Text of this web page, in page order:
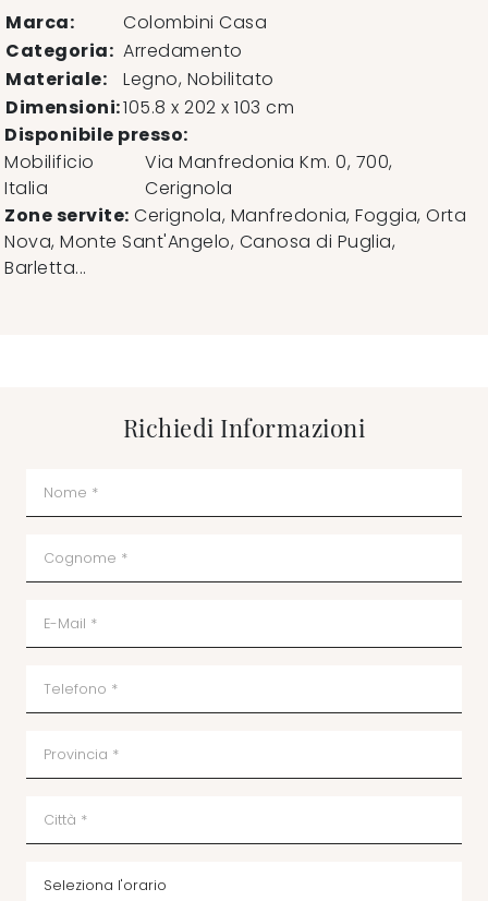
Marca:
Colombini Casa
Categoria: Arredamento
Materiale:
Legno, Nobilitato
Dimensioni:105.8 x 202 x 103 cm
Disponibile presso:
Mobilificio
Italia
Via Manfredonia Km. 0, 700,
Cerignola
Zone servite: Cerignola, Manfredonia, Foggia, Orta
Nova, Monte Sant'Angelo, Canosa di Puglia,
Barletta...
Richiedi Informazioni